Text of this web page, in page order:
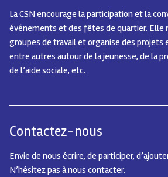
La CSN encourage la participation et la
événements et des fêtes de quartier. Elle
groupes de travail et organise des
entre autres autour de la jeunesse, de la
de l’aide sociale, etc.
Contactez-nous
Envie de nous écrire, de participer,
N’hésitez pas à nous contacter.